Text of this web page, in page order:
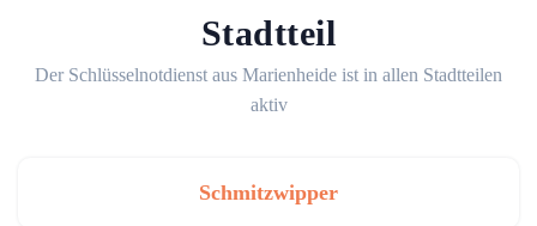
Stadtteil
Der Schlüsselnotdienst aus Marienheide ist in allen Stadtteilen
aktiv
Schmitzwipper